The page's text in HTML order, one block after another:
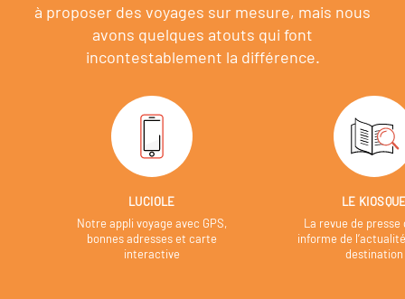
à proposer des voyages sur mesure, mais nous
avons quelques atouts qui font
incontestablement la différence.
LUCIOLE
Notre appli voyage avec GPS,
bonnes adresses et carte
interactive
LE
La revue de presse
informe de
destination